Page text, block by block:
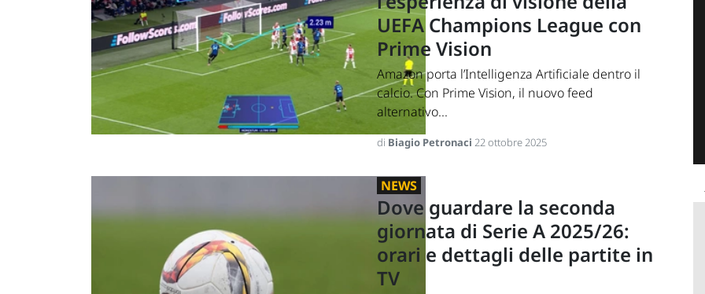
UEFA Champions League con
Prime Vision
Amazon porta l’Intelligenza Artificiale dentro il
calcio. Con Prime Vision, il nuovo feed
alternativo...
di Biagio Petronaci 22 ottobre 2025
NEWS
Dove guardare la seconda
giornata di Serie A 2025/26:
orari e dettagli delle partite in
TV